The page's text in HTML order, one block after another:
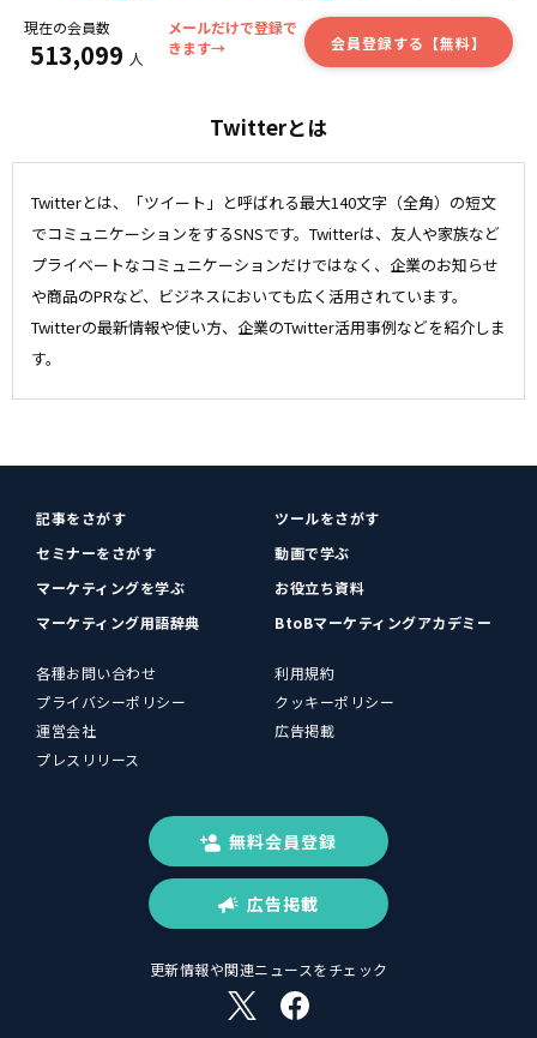
現在の会員数
513,099 人
メールだけで登録で
きます→
会員登録する【無料】
Twitterとは
Twitterとは、「ツイート」と呼ばれる最大140文字（全角）の短文
でコミュニケーションをするSNSです。Twitterは、友人や家族など
プライベートなコミュニケーションだけではなく、企業のお知らせ
や商品のPRなど、ビジネスにおいても広く活用されています。
Twitterの最新情報や使い方、企業のTwitter活用事例などを紹介しま
す。
記事をさがす
ツールをさがす
セミナーをさがす
動画で学ぶ
マーケティングを学ぶ
お役立ち資料
マーケティング用語辞典
BtoBマーケティングアカデミー
各種お問い合わせ
利用規約
プライバシーポリシー
クッキーポリシー
運営会社
広告掲載
プレスリリース
無料会員登録
広告掲載
更新情報や関連ニュースをチェック